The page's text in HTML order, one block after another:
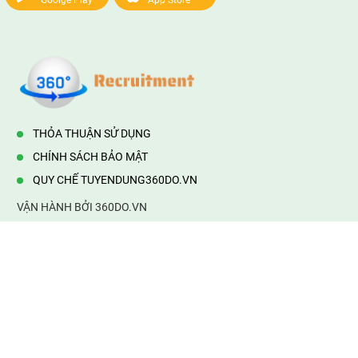
THỎA THUẬN SỬ DỤNG
CHÍNH SÁCH BẢO MẬT
QUY CHẾ TUYENDUNG360DO.VN
VẬN HÀNH BỞI 360DO.VN